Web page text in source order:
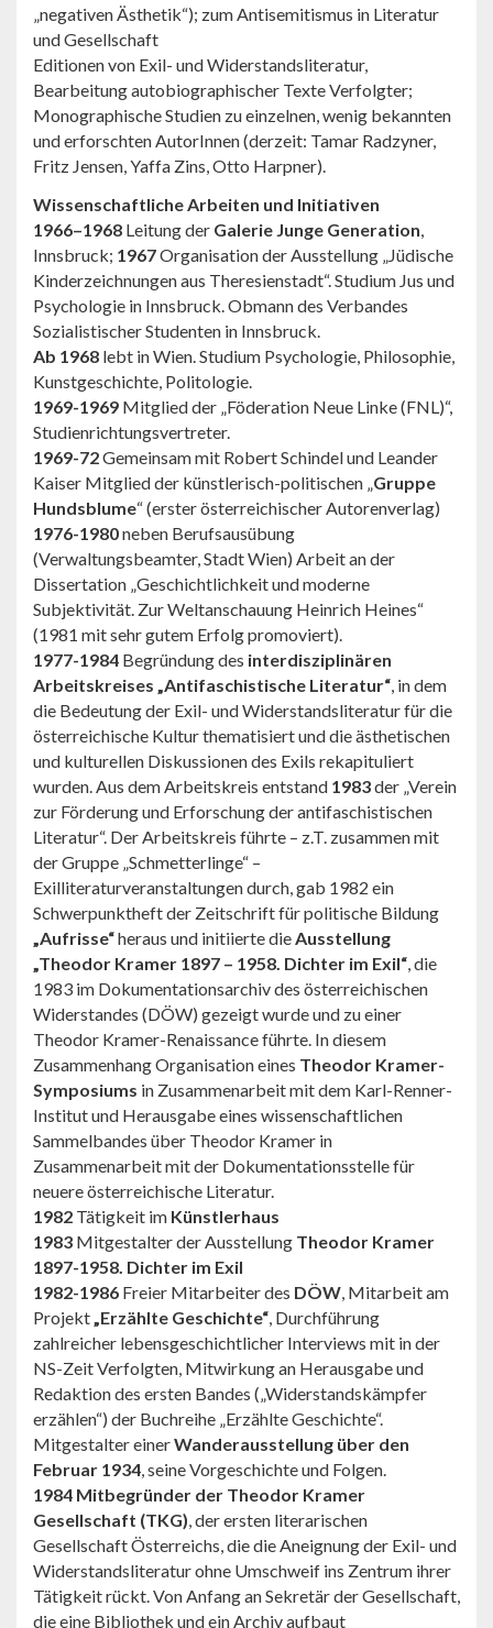
„negativen Ästhetik“); zum Antisemitismus in Literatur
und Gesellschaft
Editionen von Exil- und Widerstandsliteratur,
Bearbeitung autobiographischer Texte Verfolgter;
Monographische Studien zu einzelnen, wenig bekannten
und erforschten AutorInnen (derzeit: Tamar Radzyner,
Fritz Jensen, Yaffa Zins, Otto Harpner).
Wissenschaftliche Arbeiten und Initiativen
1966–1968 Leitung der Galerie Junge Generation
Innsbruck; 1967Organisation der Ausstellung „Jüdische
Kinderzeichnungen aus Theresienstadt“. Studium Jus und
Psychologie in Innsbruck. Obmann des Verbandes
Sozialistischer Studenten in Innsbruck.
Ab 1968 lebt in Wien. Studium Psychologie, Philosophie,
Kunstge­schichte, Politologie.
1969-1969 Mitglied der „Föderation Neue Linke (FNL)“,
Studienrichtungsvertreter.
1969-72Gemeinsam mit Robert Schindel und Leander
Kaiser Mitglied der künstlerisch-politischen „ Gruppe
Hunds­blume“ (erster österreichischer Autorenverlag)
1976-1980neben Berufsausübung
(Verwaltungsbeamter, Stadt Wien) Arbeit an der
Dissertation „Geschichtlichkeit und moderne
Subjektivität. Zur Weltanschauung Heinrich Heines“
(1981 mit sehr gutem Erfolg promoviert).
1977-1984 Begründung des interdisziplinären
Arbeitskreises „Antifaschistische Literatur“ , in dem
die Bedeutung der Exil- und Widerstandsliteratur für die
österreichische Kultur thematisiert und die ästhetischen
und kulturellen Diskussionen des Exils rekapituliert
wurden. Aus dem Arbeitskreis entstand 1983der „Verein
zur Förderung und Erforschung der antifaschistischen
Literatur“. Der Arbeitskreis führte – z.T. zusammen mit
der Gruppe „Schmetterlinge“ –
Exilliteraturveranstaltungen durch, gab 1982 ein
Schwerpunktheft der Zeitschrift für politische Bildung
„Aufrisse“heraus und initiierte die Ausstellung
„Theodor Kramer 1897 – 1958. Dichter im Exil“ , die
1983 im Dokumentationsarchiv des österreichischen
Widerstandes (DÖW) gezeigt wurde und zu einer
Theodor Kramer-Renaissance führte. In diesem
Zusammenhang Organisation eines Theodor Kramer-
Symposiums in Zusammenarbeit mit dem Karl-Renner-
Institut und Herausgabe eines wissenschaftlichen
Sammelbandes über Theodor Kramer in
Zusammenarbeit mit der Dokumentationsstelle für
neuere österreichische Literatur.
1982 Tätigkeit im Künstlerhaus
1983 Mitgestalter der Ausstellung Theodor Kramer
1897-1958. Dichter im Exil
1982-1986 Freier Mitarbeiter des DÖW , Mitarbeit am
Projekt „Erzählte Geschichte“ , Durchführung
zahlreicher lebensgeschichtlicher Interviews mit in der
NS-Zeit Verfolgten, Mitwirkung an Herausgabe und
Redaktion des ersten Bandes („Widerstandskämpfer
erzählen“) der Buchreihe „Erzählte Geschichte“.
Mitgestalter einerWanderausstellung über den
Februar 1934 , seine Vorgeschichte und Folgen.
1984 Mitbegründer der Theodor Kramer
Gesellschaft (TKG) , der ersten literarischen
Gesellschaft Österreichs, die die Aneignung der Exil- und
Widerstandsliteratur ohne Umschweif ins Zentrum ihrer
Tätigkeit rückt. Von Anfang an Sekretär der Gesellschaft,
die eine Bibliothek und ein Archiv aufbaut